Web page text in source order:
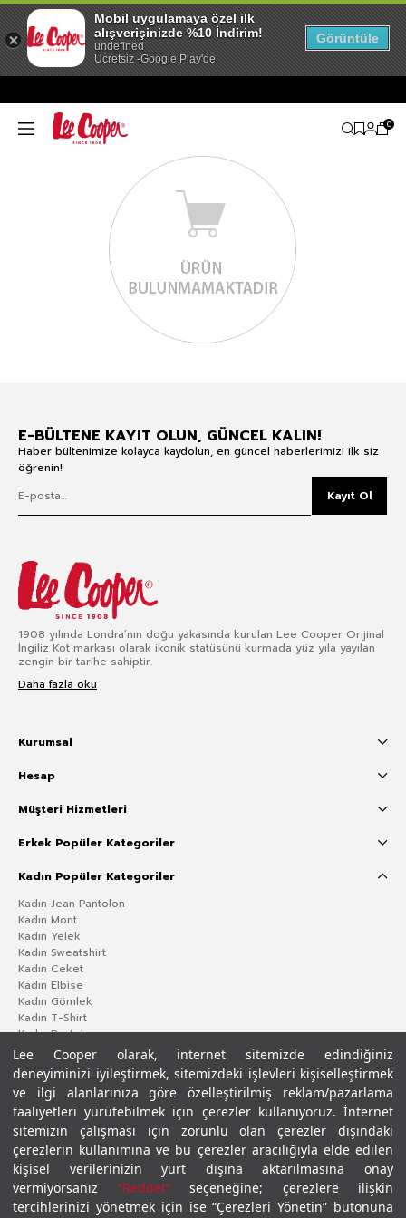
Lee Cooper olarak, internet sitemizde edindiğiniz
deneyiminizi iyileştirmek, sitemizdeki işlevleri kişiselleştirmek
ve ilgi alanlarınıza göre özelleştirilmiş reklam/pazarlama
faaliyetleri yürütebilmek için çerezler kullanıyoruz. İnternet
sitemizin çalışması için zorunlu olan çerezler dışındaki
çerezlerin kullanımına ve bu çerezler aracılığıyla elde edilen
kişisel verilerinizin yurt dışına aktarılmasına onay
vermiyorsanız “Reddet”seçeneğine; çerezlere ilişkin
tercihlerinizi yönetmek için ise “Çerezleri Yönetin” butonuna
0
E-BÜLTENE KAYIT OLUN, GÜNCEL KALIN!
Haber bültenimize kolayca kaydolun, en güncel haberlerimizi ilk siz
öğrenin!
Kayıt Ol
1908 yılında Londra’nın doğu yakasında kurulan Lee Cooper Orijinal
İngiliz Kot markası olarak ikonik statüsünü kurmada yüz yıla yayılan
zengin bir tarihe sahiptir.
Daha fazla oku
Kurumsal
Hesap
Müşteri Hizmetleri
Erkek Popüler Kategoriler
Kadın Popüler Kategoriler
Kadın Jean Pantolon
Kadın Mont
Kadın Yelek
Kadın Sweatshirt
Kadın Ceket
Kadın Elbise
Kadın Gömlek
Kadın T-Shirt
Kadın Pantolon
Gizlilik PolitikasıÇerez PolitikasıKVKK Aydınlatma MetniŞartlar ve Koşullar
Mobil uygulamaya özel ilk
alışverişinizde %10 İndirim!
undefined
Ücretsiz -Google Play'de
Görüntüle